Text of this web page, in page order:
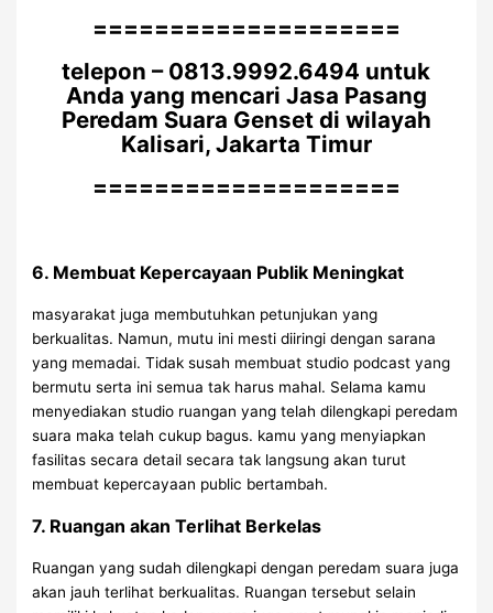
====================
telepon – 0813.9992.6494 untuk
Anda yang mencari Jasa Pasang
Peredam Suara Genset di wilayah
Kalisari, Jakarta Timur
====================
6. Membuat Kepercayaan Publik Meningkat
masyarakat juga membutuhkan petunjukan yang
berkualitas. Namun, mutu ini mesti diiringi dengan sarana
yang memadai. Tidak susah membuat studio podcast yang
bermutu serta ini semua tak harus mahal. Selama kamu
menyediakan studio ruangan yang telah dilengkapi peredam
suara maka telah cukup bagus. kamu yang menyiapkan
fasilitas secara detail secara tak langsung akan turut
membuat kepercayaan public bertambah.
7. Ruangan akan Terlihat Berkelas
Ruangan yang sudah dilengkapi dengan peredam suara juga
akan jauh terlihat berkualitas. Ruangan tersebut selain